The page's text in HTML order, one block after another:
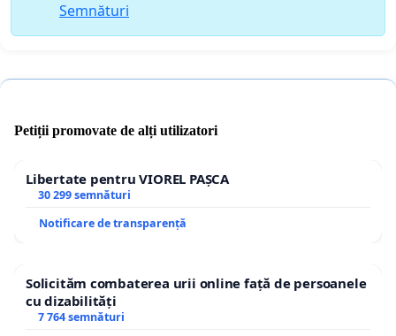
Semnături
Petiții promovate de alți utilizatori
Libertate pentru VIOREL PAȘCA
30 299 semnături
Notificare de transparență
Solicităm combaterea urii online față de persoanele
cu dizabilități
7 764 semnături